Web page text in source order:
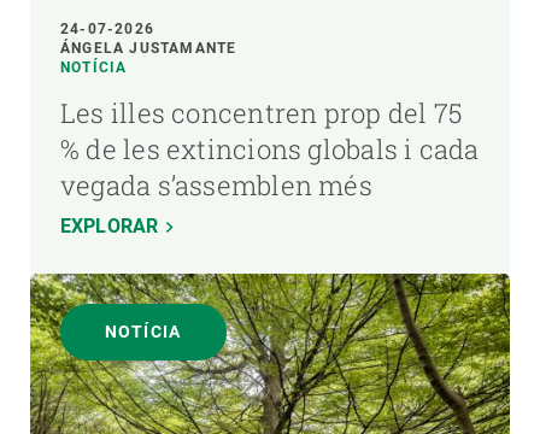
24-07-2026
ÁNGELA JUSTAMANTE
NOTÍCIA
Les illes concentren prop del 75
% de les extincions globals i cada
vegada s’assemblen més
EXPLORAR
NOTÍCIA